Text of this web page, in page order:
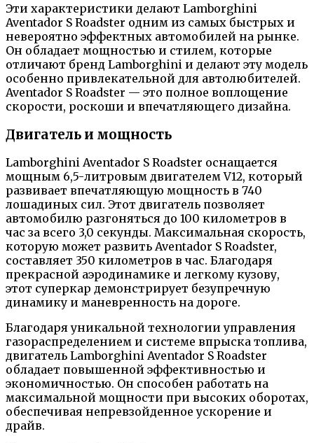
Эти характеристики делают Lamborghini
Aventador S Roadster одним из самых быстрых и
невероятно эффектных автомобилей на рынке.
Он обладает мощностью и стилем, которые
отличают бренд Lamborghini и делают эту модель
особенно привлекательной для автолюбителей.
Aventador S Roadster — это полное воплощение
скорости, роскоши и впечатляющего дизайна.
Двигатель и мощность
Lamborghini Aventador S Roadster оснащается
мощным 6,5-литровым двигателем V12, который
развивает впечатляющую мощность в 740
лошадиных сил. Этот двигатель позволяет
автомобилю разгоняться до 100 километров в
час за всего 3,0 секунды. Максимальная скорость,
которую может развить Aventador S Roadster,
составляет 350 километров в час. Благодаря
прекрасной аэродинамике и легкому кузову,
этот суперкар демонстрирует безупречную
динамику и маневренность на дороге.
Благодаря уникальной технологии управления
газораспределением и системе впрыска топлива,
двигатель Lamborghini Aventador S Roadster
обладает повышенной эффективностью и
экономичностью. Он способен работать на
максимальной мощности при высоких оборотах,
обеспечивая непревзойденное ускорение и
драйв.